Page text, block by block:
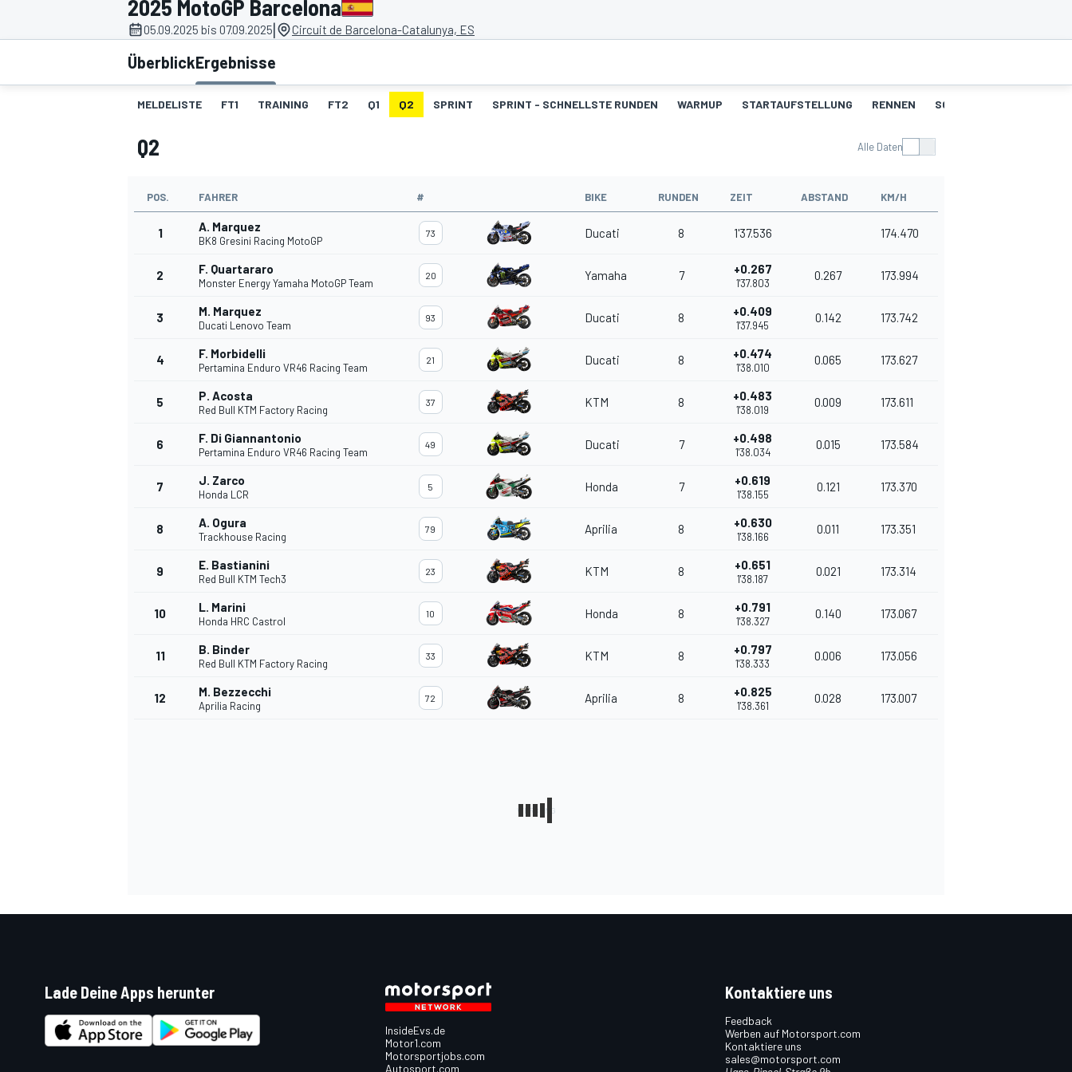
MOTOGP
2025 MotoGP Barcelona
05.09.2025 bis 07.09.2025| Circuit de Barcelona-Catalunya, ES
ÜberblickErgebnisse
MELDELISTE FT1 TRAINING FT2 Q1 Q2 SPRINT SPRINT - SCHNELLSTE RUNDEN WARMUP STARTAUFSTELLUNG RENNEN SCHNELLSTE RUNDEN
Q2 Alle Daten
POS. FAHRER # BIKE RUNDEN ZEIT ABSTAND KM/H
1 A. Marquez
BK8 Gresini Racing MotoGP
73 Ducati 8 1'37.536 174.470
2 F. Quartararo
Monster Energy Yamaha MotoGP Team
20 Yamaha 7 +0.267
1'37.803
0.267 173.994
3 M. Marquez
Ducati Lenovo Team
93 Ducati 8 +0.409
1'37.945
0.142 173.742
4 F. Morbidelli
Pertamina Enduro VR46 Racing Team
21 Ducati 8 +0.474
1'38.010
0.065 173.627
5 P. Acosta
Red Bull KTM Factory Racing
37 KTM 8 +0.483
1'38.019
0.009 173.611
6 F. Di Giannantonio
Pertamina Enduro VR46 Racing Team
49 Ducati 7 +0.498
1'38.034
0.015 173.584
7 J. Zarco
Honda LCR
5 Honda 7 +0.619
1'38.155
0.121 173.370
8 A. Ogura
Trackhouse Racing
79 Aprilia 8 +0.630
1'38.166
0.011 173.351
9 E. Bastianini
Red Bull KTM Tech3
23 KTM 8 +0.651
1'38.187
0.021 173.314
10 L. Marini
Honda HRC Castrol
10 Honda 8 +0.791
1'38.327
0.140 173.067
11 B. Binder
Red Bull KTM Factory Racing
33 KTM 8 +0.797
1'38.333
0.006 173.056
12 M. Bezzecchi
Aprilia Racing
72 Aprilia 8 +0.825
1'38.361
0.028 173.007
Lade Deine Apps herunter
InsideEvs.de
Motor1.com
Motorsportjobs.com
Autosport.com
Kontaktiere uns
Feedback
Werben auf Motorsport.com
Kontaktiere uns
sales@motorsport.com